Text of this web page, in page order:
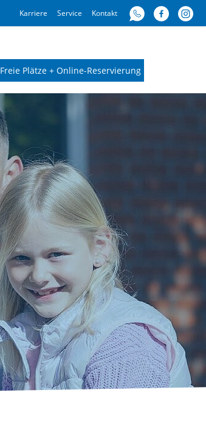
Karriere Service Kontakt
Freie Plätze + Online-Reservierung